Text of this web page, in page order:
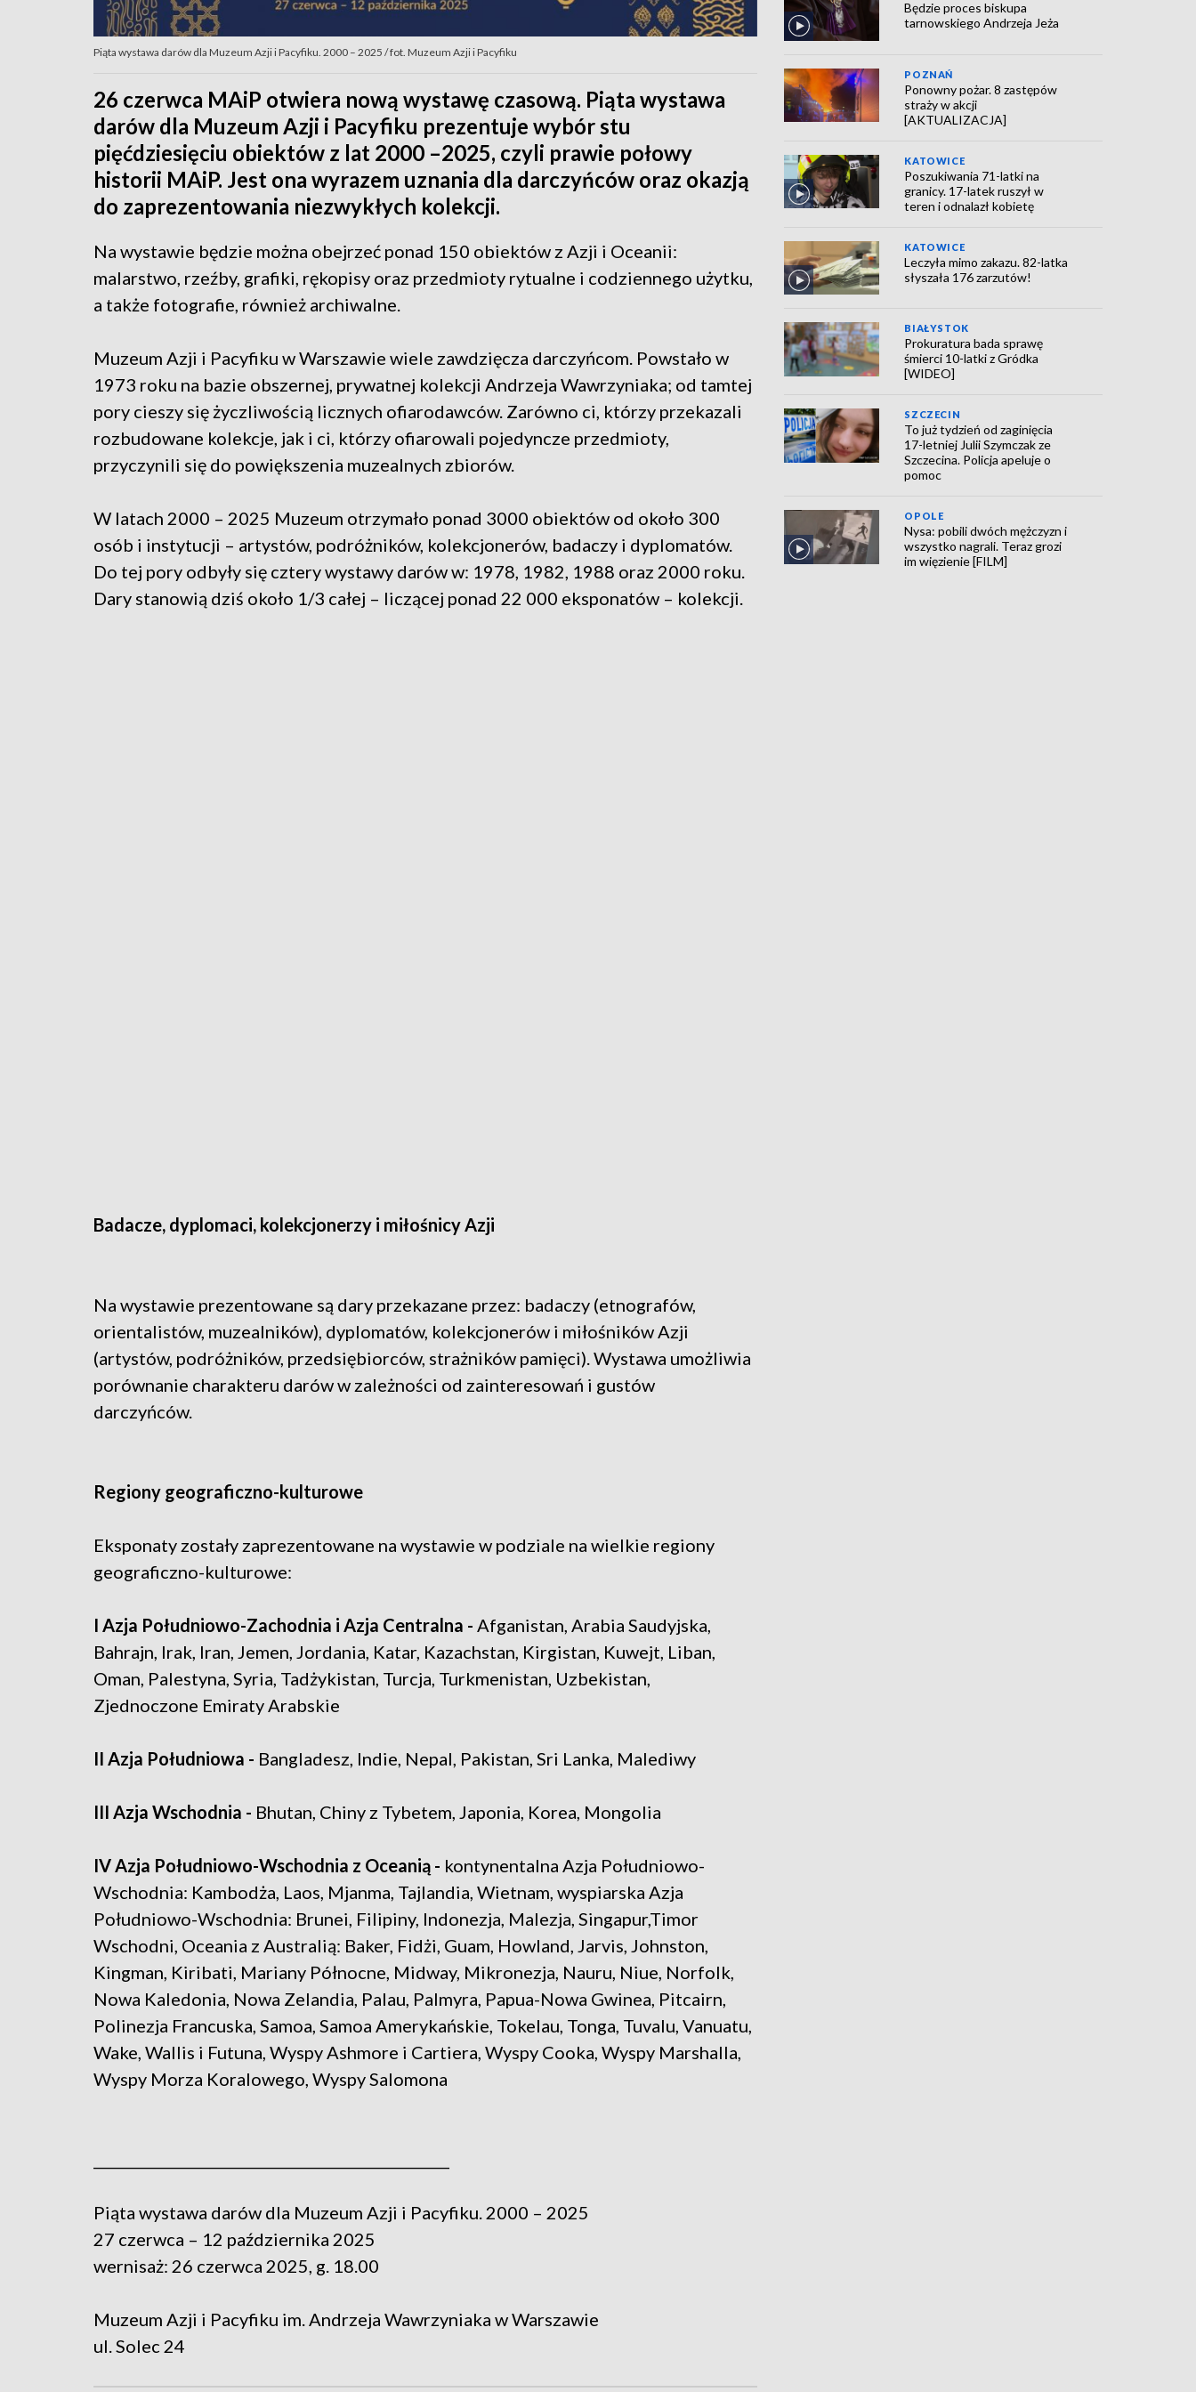
Piąta wystawa darów dla Muzeum Azji i Pacyfiku. 2000 – 2025 / fot. Muzeum Azji i Pacyfiku
26 czerwca MAiP otwiera nową wystawę czasową. Piąta wystawa
darów dla Muzeum Azji i Pacyfiku prezentuje wybór stu
pięćdziesięciu obiektów z lat 2000 –2025, czyli prawie połowy
historii MAiP. Jest ona wyrazem uznania dla darczyńców oraz okazją
do zaprezentowania niezwykłych kolekcji.
Na wystawie będzie można obejrzeć ponad 150 obiektów z Azji i Oceanii:
malarstwo, rzeźby, grafiki, rękopisy oraz przedmioty rytualne i codziennego użytku,
a także fotografie, również archiwalne.
Muzeum Azji i Pacyfiku w Warszawie wiele zawdzięcza darczyńcom. Powstało w
1973 roku na bazie obszernej, prywatnej kolekcji Andrzeja Wawrzyniaka; od tamtej
pory cieszy się życzliwością licznych ofiarodawców. Zarówno ci, którzy przekazali
rozbudowane kolekcje, jak i ci, którzy ofiarowali pojedyncze przedmioty,
przyczynili się do powiększenia muzealnych zbiorów.
W latach 2000 – 2025 Muzeum otrzymało ponad 3000 obiektów od około 300
osób i instytucji – artystów, podróżników, kolekcjonerów, badaczy i dyplomatów.
Do tej pory odbyły się cztery wystawy darów w: 1978, 1982, 1988 oraz 2000 roku.
Dary stanowią dziś około 1/3 całej – liczącej ponad 22 000 eksponatów – kolekcji.
Badacze, dyplomaci, kolekcjonerzy i miłośnicy Azji
Na wystawie prezentowane są dary przekazane przez: badaczy (etnografów,
orientalistów, muzealników), dyplomatów, kolekcjonerów i miłośników Azji
(artystów, podróżników, przedsiębiorców, strażników pamięci). Wystawa umożliwia
porównanie charakteru darów w zależności od zainteresowań i gustów
darczyńców.
Regiony geograficzno-kulturowe
Eksponaty zostały zaprezentowane na wystawie w podziale na wielkie regiony
geograficzno-kulturowe:
I Azja Południowo-Zachodnia i Azja Centralna - Afganistan, Arabia Saudyjska,
Bahrajn, Irak, Iran, Jemen, Jordania, Katar, Kazachstan, Kirgistan, Kuwejt, Liban,
Oman, Palestyna, Syria, Tadżykistan, Turcja, Turkmenistan, Uzbekistan,
Zjednoczone Emiraty Arabskie
II Azja Południowa - Bangladesz, Indie, Nepal, Pakistan, Sri Lanka, Malediwy
III Azja Wschodnia - Bhutan, Chiny z Tybetem, Japonia, Korea, Mongolia
IV Azja Południowo-Wschodnia z Oceanią - kontynentalna Azja Południowo-
Wschodnia: Kambodża, Laos, Mjanma, Tajlandia, Wietnam, wyspiarska Azja
Południowo-Wschodnia: Brunei, Filipiny, Indonezja, Malezja, Singapur,Timor
Wschodni, Oceania z Australią: Baker, Fidżi, Guam, Howland, Jarvis, Johnston,
Kingman, Kiribati, Mariany Północne, Midway, Mikronezja, Nauru, Niue, Norfolk,
Nowa Kaledonia, Nowa Zelandia, Palau, Palmyra, Papua-Nowa Gwinea, Pitcairn,
Polinezja Francuska, Samoa, Samoa Amerykańskie, Tokelau, Tonga, Tuvalu, Vanuatu,
Wake, Wallis i Futuna, Wyspy Ashmore i Cartiera, Wyspy Cooka, Wyspy Marshalla,
Wyspy Morza Koralowego, Wyspy Salomona
Piąta wystawa darów dla Muzeum Azji i Pacyfiku. 2000 – 2025
27 czerwca – 12 października 2025
wernisaż: 26 czerwca 2025, g. 18.00
Muzeum Azji i Pacyfiku im. Andrzeja Wawrzyniaka w Warszawie
ul. Solec 24
Będzie proces biskupa
tarnowskiego Andrzeja Jeża
POZNAŃ
Ponowny pożar. 8 zastępów
straży w akcji
[AKTUALIZACJA]
KATOWICE
Poszukiwania 71-latki na
granicy. 17-latek ruszył w
teren i odnalazł kobietę
KATOWICE
Leczyła mimo zakazu. 82-latka
słyszała 176 zarzutów!
BIAŁYSTOK
Prokuratura bada sprawę
śmierci 10-latki z Gródka
[WIDEO]
SZCZECIN
To już tydzień od zaginięcia
17-letniej Julii Szymczak ze
Szczecina. Policja apeluje o
pomoc
OPOLE
Nysa: pobili dwóch mężczyzn i
wszystko nagrali. Teraz grozi
im więzienie [FILM]